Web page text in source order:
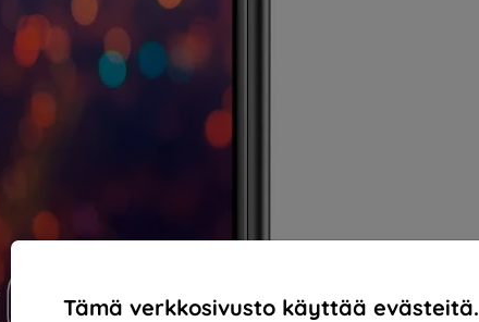
Tämä verkkosivusto käyttää evästeitä.